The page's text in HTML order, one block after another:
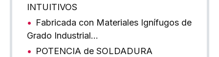
INTUITIVOS
Fabricada con Materiales Ignífugos de
Grado Industrial…
POTENCIA de SOLDADURA